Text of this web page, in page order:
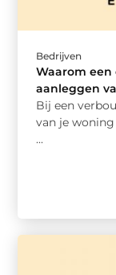
Bedrijven
Waarom
aanleggen
Bij een
van je
...